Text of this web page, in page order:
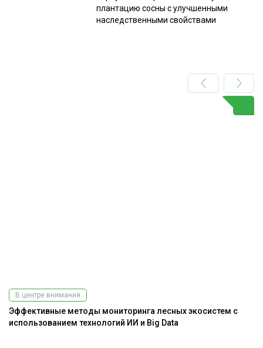
плантацию сосны с улучшенными
наследственными свойствами
В центре внимания
Эффективные методы мониторинга лесных экосистем с
использованием технологий ИИ и Big Data